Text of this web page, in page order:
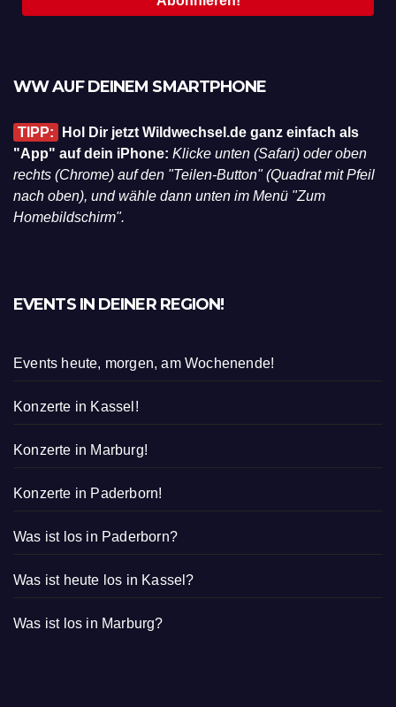
WW AUF DEINEM SMARTPHONE
TIPP:
Hol Dir jetzt Wildwechsel.de ganz einfach als
"App" auf dein iPhone: Klicke unten (Safari) oder oben
rechts (Chrome) auf den "Teilen-Button" (Quadrat mit Pfeil
nach oben), und wähle dann unten im Menü "Zum
Homebildschirm".
EVENTS IN DEINER REGION!
Events heute, morgen, am Wochenende!
Konzerte in Kassel!
Konzerte in Marburg!
Konzerte in Paderborn!
Was ist los in Paderborn?
Was ist heute los in Kassel?
Was ist los in Marburg?